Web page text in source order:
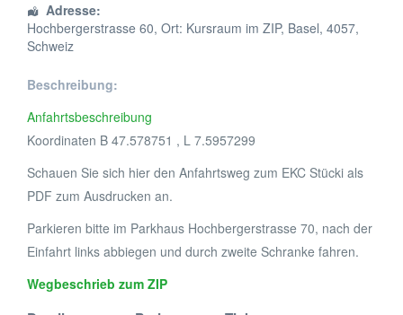
Adresse:
Hochbergerstrasse 60, Ort: Kursraum im ZIP, Basel, 4057,
Schweiz
Beschreibung:
Anfahrtsbeschreibung
Koordinaten B 47.578751 , L 7.5957299
Schauen Sie sich hier den Anfahrtsweg zum EKC Stücki als
PDF zum Ausdrucken an.
Parkieren bitte im Parkhaus Hochbergerstrasse 70, nach der
Einfahrt links abbiegen und durch zweite Schranke fahren.
Wegbeschrieb zum ZIP